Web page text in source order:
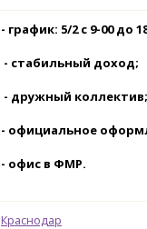
- график: 5/2 с 9-00 до
- стабильный доход;
- дружный коллектив;
- официальное
- офис в ФМР.
Краснодар